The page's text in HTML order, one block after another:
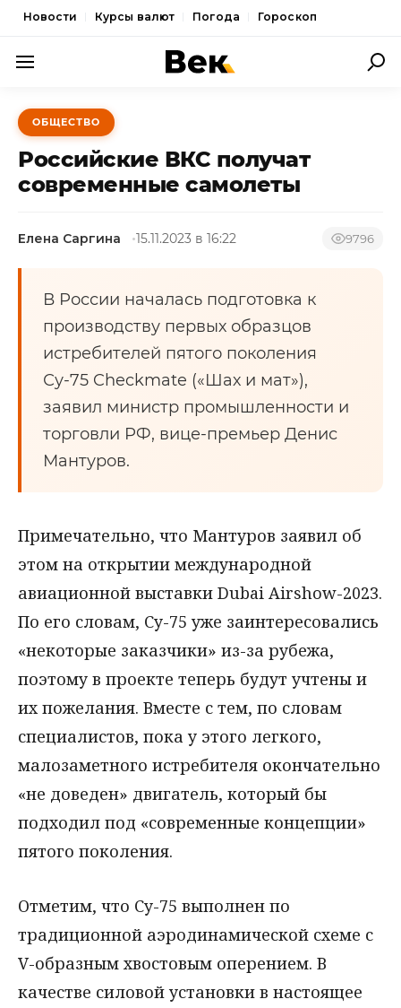
Новости Курсы валют Погода Гороскоп
ПОЛИТИКА
ЭКОНОМИКА
ОБЩЕСТВО
КУЛЬТУРА
ОБЩЕСТВО
Российские ВКС получат
современные самолеты
Елена Саргина 15.11.2023 в 16:22 9796
В России началась подготовка к
производству первых образцов
истребителей пятого поколения
Су-75 Checkmate («Шах и мат»),
заявил министр промышленности и
торговли РФ, вице-премьер Денис
Мантуров.
Примечательно, что Мантуров заявил об
этом на открытии международной
авиационной выставки Dubai Airshow-2023.
По его словам, Су-75 уже заинтересовались
«некоторые заказчики» из-за рубежа,
поэтому в проекте теперь будут учтены и
их пожелания. Вместе с тем, по словам
специалистов, пока у этого легкого,
малозаметного истребителя окончательно
«не доведен» двигатель, который бы
подходил под «современные концепции»
пятого поколения.
Отметим, что Су-75 выполнен по
традиционной аэродинамической схеме с
V-образным хвостовым оперением. В
качестве силовой установки в настоящее